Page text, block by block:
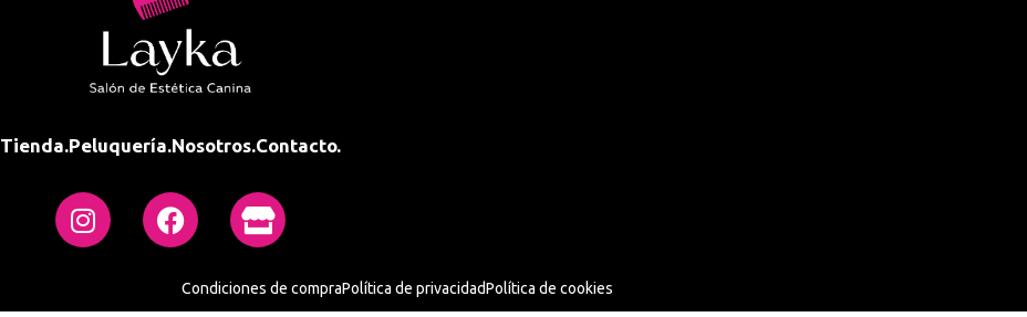
Tienda.Peluquería.Nosotros.Contacto.
Condiciones de compraPolítica de privacidadPolítica de cookies